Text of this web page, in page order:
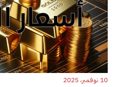
10 نوفمبر، 2025